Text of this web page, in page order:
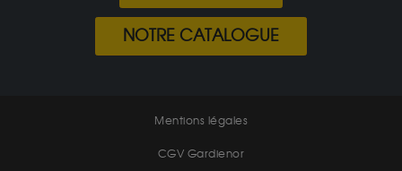
NOTRE CATALOGUE
Mentions légales
CGV Gardienor